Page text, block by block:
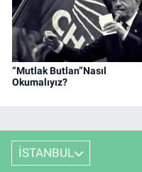
“Mutlak Butlan”Nasıl
Okumalıyız?
İSTANBUL